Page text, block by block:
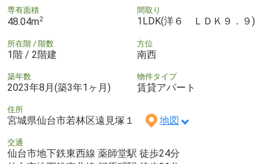
専有面積
48.04m2
間取り
1LDK(洋６ ＬＤＫ９．９)
所在階 / 階数
1階 / 2階建
方位
南西
築年数
2023年8月(築3年1ヶ月)
物件タイプ
賃貸アパート
住所
宮城県仙台市若林区遠見塚１ 地図
交通
仙台市地下鉄東西線 薬師堂駅 徒歩24分